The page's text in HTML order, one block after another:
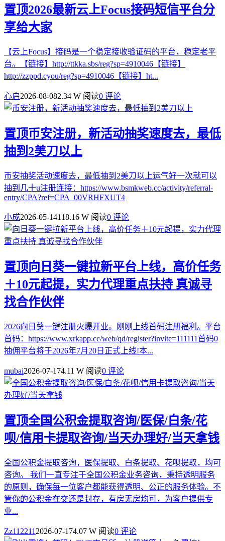
置顶2026最新云上Focus接码短信平台分
享给大家
【云上Focus】接码是一个稳定接收验证码的平台，稳定老平
台。【链接】http://ttkka.sbs/reg?sp=4910046【链接】
http://zzppd.cyou/reg?sp=4910046【链接】ht...
心启2026-08-082.34 W 阅读0 评论
置顶币安注册，新活动抽奖速度去，最低
抽到2美刀以上
币安抽奖活动速度去，最低抽到2美刀以上运气好一次就可以
抽到几十u注册连接：https://www.bsmkweb.cc/activity/referral-
entry/CPA?ref=CPA_00VRHFXUT4
小成2026-05-14118.16 W 阅读0 评论
置顶向日葵一键拉新平台上线，高价任务
＋10元起提，实力代理重点扶持 真诚寻
找合作伙伴
2026向日葵一键注册火爆开业。刚刚上线首码注册福利。平台
首码：https://www.xrkapp.cc/web/qd/register?invite=111111首码0
抽佣平台将于2026年7月20日正式上线!本...
mubai2026-07-174.11 W 阅读0 评论
置顶全国公积金提取咨询/医保/白条/花
呗/信用卡提取咨询/当天办理好/当天拿钱
全国公积金提取咨询，医保提取、白条提取、花呗提取，均可
咨询。 我们一直专注于全国公积金业务咨询，秉持透明服务
的原则，确保每一位客户都能获得透明、公正的服务体验。不
管你的公积金在交还是封存，有房无房均可，为客户提供专
业...
Zz112211 2026-07-174.07 W 阅读0 评论